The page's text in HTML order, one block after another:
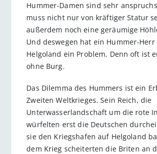
Hummer-Damen sind sehr
muss nicht nur von kräftiger Statur
außerdem noch eine geräumige
Und deswegen hat ein Hummer-Herr
Helgoland ein Problem. Denn oft ist
ohne Burg.
Das Dilemma des Hummers ist ein
Zweiten Weltkrieges. Sein Reich, die
Unterwasserlandschaft um die rote
würfelten erst die Deutschen
sie den Kriegshafen auf Helgoland
dem Krieg scheiterten die Briten an